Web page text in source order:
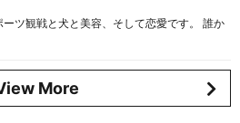
ツ観戦と犬と美容、そして恋愛です。 誰か
More